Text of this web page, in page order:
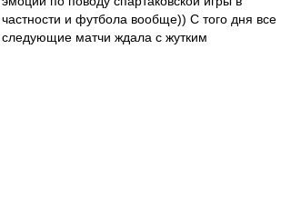
частности и футбола вообще)) С того дня все
следующие матчи ждала с жутким